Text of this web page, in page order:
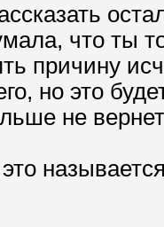
что ты
причину
но это
не